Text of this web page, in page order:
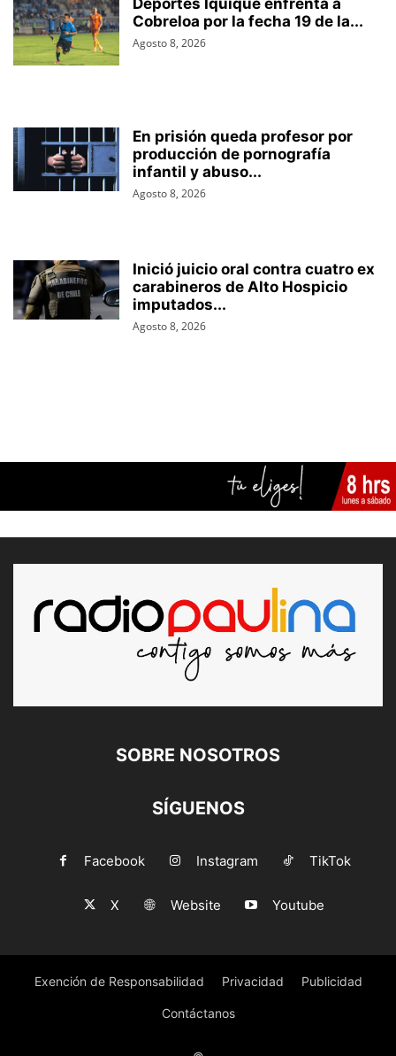
Cobreloa por la fecha 19 de la...
Agosto 8, 2026
En prisión queda profesor por
producción de pornografía
infantil y abuso...
Agosto 8, 2026
Inició juicio oral contra cuatro ex
carabineros de Alto Hospicio
imputados...
Agosto 8, 2026
SOBRE NOSOTROS
SÍGUENOS
Facebook Instagram TikTok
X Website Youtube
Exención de Responsabilidad Privacidad Publicidad
Contáctanos